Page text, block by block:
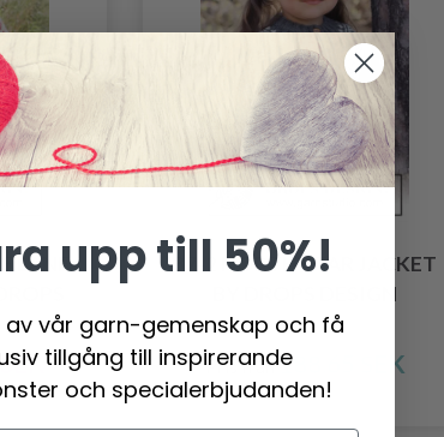
LANE
37-2 NORTH STAR JACKET
BY DROPS DESIGN
Pris från188.65 SEK
upp till 50%!
av vår garn-gemenskap och få
tillgång till inspirerande
och specialerbjudanden!